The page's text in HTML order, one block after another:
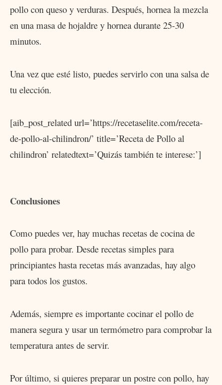
pollo con queso y verduras. Después, hornea la mezcla
en una masa de hojaldre y hornea durante 25-30
minutos.
Una vez que esté listo, puedes servirlo con una salsa de
tu elección.
[aib_post_related url=’https://recetaselite.com/receta-
de-pollo-al-chilindron/’ title=’Receta de Pollo al
chilindron’ relatedtext=’Quizás también te interese:’]
Conclusiones
Como puedes ver, hay muchas recetas de cocina de
pollo para probar. Desde recetas simples para
principiantes hasta recetas más avanzadas, hay algo
para todos los gustos.
Además, siempre es importante cocinar el pollo de
manera segura y usar un termómetro para comprobar la
temperatura antes de servir.
Por último, si quieres preparar un postre con pollo, hay